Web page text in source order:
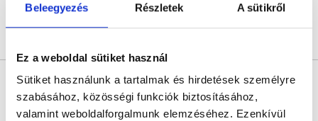
Beleegyezés Részletek A sütikről
Ez a weboldal sütiket használ
Sütiket használunk a tartalmak és hirdetések személyre
szabásához, közösségi funkciók biztosításához,
valamint weboldalforgalmunk elemzéséhez. Ezenkívül
Dr. Ács Patrícia
Fül-orr-gégész
4.9
149 értékelés